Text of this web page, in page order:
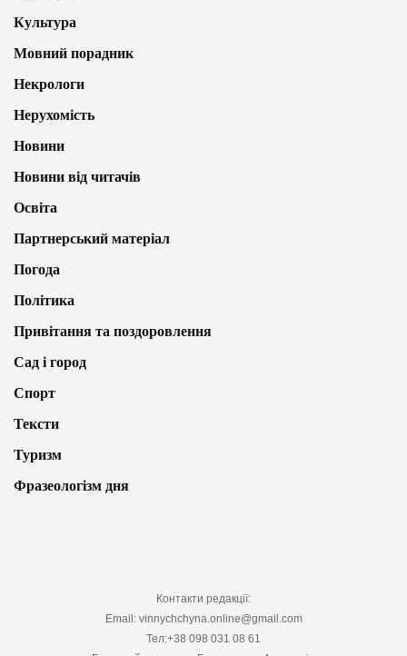
Культура
Мовний порадник
Некрологи
Нерухомість
Новини
Новини від читачів
Освіта
Партнерський матеріал
Погода
Політика
Привітання та поздоровлення
Сад і город
Спорт
Тексти
Туризм
Фразеологізм дня
Контакти редакції:
Email: vinnychchyna.online@gmail.com
Тел:+38 098 031 08 61